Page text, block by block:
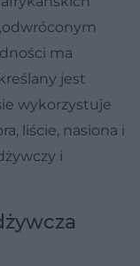
ma
jest
wykorzystuje
liście, nasiona i
i